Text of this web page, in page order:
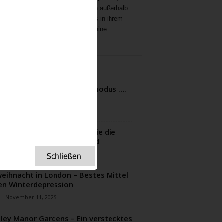
mit Menschen außerhalb
die aber Besonderes in ihrem
geleistet haben, Menschen, die eine
Castle im Nostalgiemodus ….
Erfindung des Frühlings – wie die
Gartenkultur entstand
in London – Bestes Mittel
Winterdepression
- November 11, 2025
Manor Gardens – Ein verstecktes